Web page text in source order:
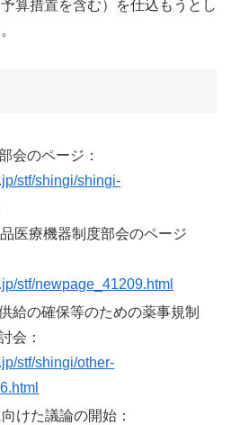
算措置を含む）を仕込もうとし
会のページ：
stf/shingi/shingi-
医療機器制度部会のページ
stf/newpage_41209.html
給の確保等のための薬事規制
会：
stf/shingi/other-
けた議論の開始：